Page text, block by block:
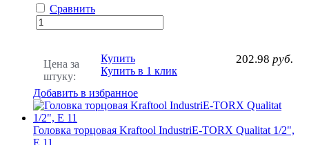
Сравнить
Цена за
штуку:
202.98 руб.
Купить
Купить в 1 клик
Добавить в избранное
Головка торцовая Kraftool IndustriE-TORX Qualitat 1/2",
Е 11